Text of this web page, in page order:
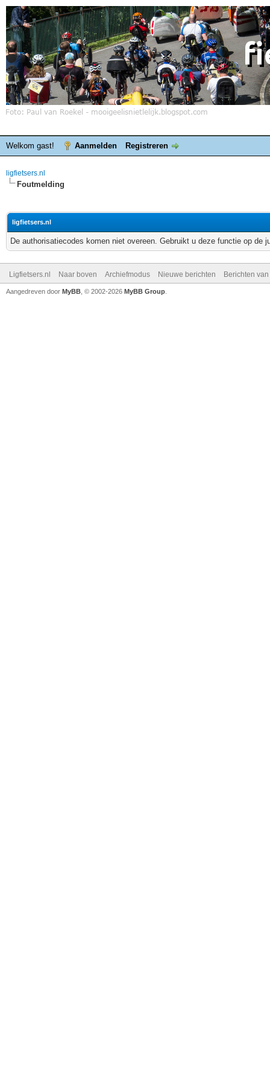
Welkom gast! Aanmelden Registreren
ligfietsers.nl
Foutmelding
ligfietsers.nl
De authorisatiecodes komen niet overeen. Gebruikt u deze functie op de
Ligfietsers.nl Naar boven Archiefmodus Nieuwe berichten Berichten
Aangedreven door MyBB , © 2002-2026 MyBB Group